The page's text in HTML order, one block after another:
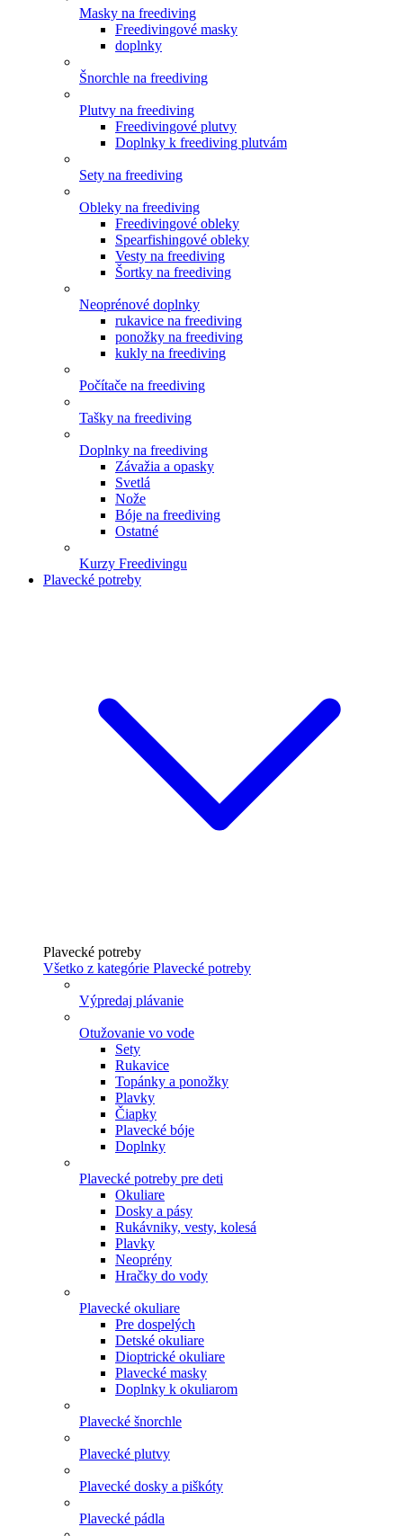
Masky na freediving
Freedivingové masky
doplnky
Šnorchle na freediving
Plutvy na freediving
Freedivingové plutvy
Doplnky k freediving plutvám
Sety na freediving
Obleky na freediving
Freedivingové obleky
Spearfishingové obleky
Vesty na freediving
Šortky na freediving
Neoprénové doplnky
rukavice na freediving
ponožky na freediving
kukly na freediving
Počítače na freediving
Tašky na freediving
Doplnky na freediving
Závažia a opasky
Svetlá
Nože
Bóje na freediving
Ostatné
Kurzy Freedivingu
Plavecké potreby
Plavecké potreby
Všetko z kategórie Plavecké potreby
Výpredaj plávanie
Otužovanie vo vode
Sety
Rukavice
Topánky a ponožky
Plavky
Čiapky
Plavecké bóje
Doplnky
Plavecké potreby pre deti
Okuliare
Dosky a pásy
Rukávniky, vesty, kolesá
Plavky
Neoprény
Hračky do vody
Plavecké okuliare
Pre dospelých
Detské okuliare
Dioptrické okuliare
Plavecké masky
Doplnky k okuliarom
Plavecké šnorchle
Plavecké plutvy
Plavecké dosky a piškóty
Plavecké pádla